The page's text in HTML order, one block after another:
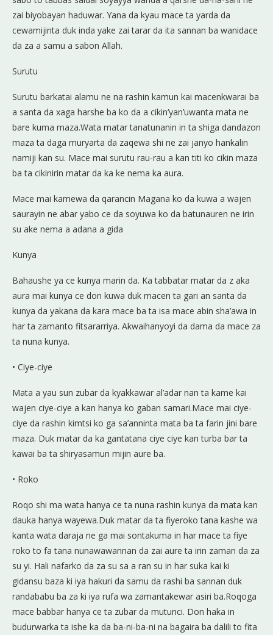
zai biyobayan haduwar. Yana da kyau mace ta yarda da
cewamijinta duk inda yake zai tarar da ita sannan ba wanidace
da za a samu a sabon Allah.
Surutu
Surutu barkatai alamu ne na rashin kamun kai macenkwarai ba
a santa da xaga harshe ba ko da a cikin‘yan’uwanta mata ne
bare kuma maza.Wata matar tanatunanin in ta shiga dandazon
maza ta daga muryarta da zaqewa shi ne zai janyo hankalin
namiji kan su. Mace mai surutu rau-rau a kan titi ko cikin maza
ba ta cikinirin matar da ka ke nema ka aura.
Mace mai kamewa da qarancin Magana ko da kuwa a wajen
saurayin ne abar yabo ce da soyuwa ko da batunauren ne irin
su ake nema a adana a gida
Kunya
Bahaushe ya ce kunya marin da. Ka tabbatar matar da z aka
aura mai kunya ce don kuwa duk macen ta gari an santa da
kunya da yakana da kara mace ba ta isa mace abin sha’awa in
har ta zamanto fitsararriya. Akwaihanyoyi da dama da mace za
ta nuna kunya.
• Ciye-ciye
Mata a yau sun zubar da kyakkawar al’adar nan ta kame kai
wajen ciye-ciye a kan hanya ko gaban samari.Mace mai ciye-
ciye da rashin kimtsi ko ga sa’anninta mata ba ta farin jini bare
maza. Duk matar da ka gantatana ciye ciye kan turba bar ta
kawai ba ta shiryasamun mijin aure ba.
• Roko
Roqo shi ma wata hanya ce ta nuna rashin kunya da mata kan
dauka hanya wayewa.Duk matar da ta fiyeroko tana kashe wa
kanta wata daraja ne ga mai sontakuma in har mace ta fiye
roko to fa tana nunawawannan da zai aure ta irin zaman da za
su yi. Hali nafarko da za su sa a ran su in har suka kai ki
gidansu baza ki iya hakuri da samu da rashi ba sannan duk
randababu ba za ki iya rufa wa zamantakewar asiri ba.Roqoga
mace babbar hanya ce ta zubar da mutunci. Don haka in
budurwarka ta ishe ka da ba-ni-ba-ni na bagaira ba dalili to fita